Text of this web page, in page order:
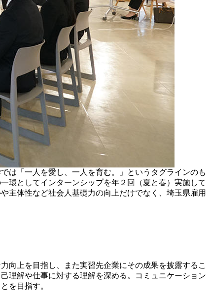
は「一人を愛し、一人を育む。」というタグラインのも
環としてインターンシップを年２回（夏と春）実施して
主体性など社会人基礎力の向上だけでなく、埼玉県雇用
向上を目指し、また実習先企業にその成果を披露するこ
解や仕事に対する理解を深める。コミュニケーション
を目指す。